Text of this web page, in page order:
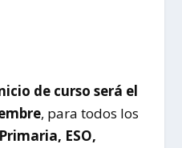
de curso será el
, para todos los
ESO,